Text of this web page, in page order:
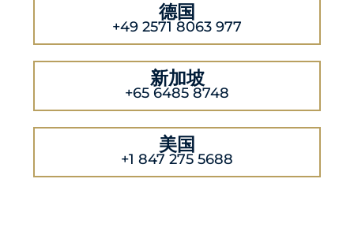
德国
+49 2571 8063 977
新加坡
+65 6485 8748
美国
+1 847 275 5688